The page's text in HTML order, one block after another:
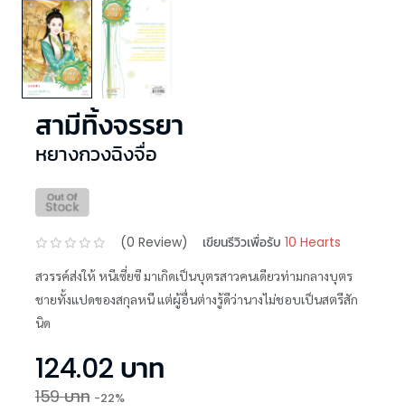
สามีทิ้งจรรยา
หยางกวงฉิงจื่อ
(0 Review) เขียนรีวิวเพื่อรับ 10 Hearts
สวรรค์ส่งให้ หนีเซี่ยซี มาเกิดเป็นบุตรสาวคนเดียวท่ามกลางบุตร
ชายทั้งแปดของสกุลหนี แต่ผู้อื่นต่างรู้ดีว่านางไม่ชอบเป็นสตรีสัก
นิด
124.02 บาท
159บาท -22%